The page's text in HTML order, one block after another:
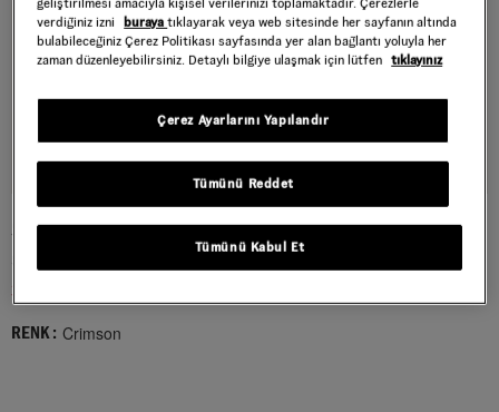
SUPER LOWPRO AYAKKABI
Style : VN000D83AEF1
3.179,40 TL
RENK : Crimson
geliştirilmesi amacıyla kişisel verilerinizi toplamaktadır. Çerezlerle
verdiğiniz izni
burayatıklayarak veya web sitesinde her sayfanın altında
bulabileceğiniz Çerez Politikası sayfasında yer alan bağlantı yoluyla her
zaman düzenleyebilirsiniz. Detaylı bilgiye ulaşmak için lütfen tıklayınız
Tümünü Reddet
Tümünü Kabul Et
Çerez Ayarlarını Yapılandır